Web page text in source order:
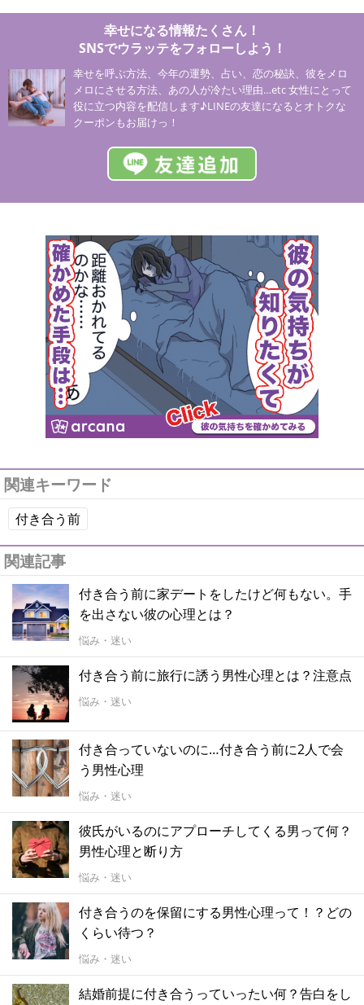
幸せになる情報たくさん！
SNSでウラッテをフォローしよう！
幸せを呼ぶ方法、今年の運勢、占い、恋の秘訣、彼をメロ
メロにさせる方法、あの人が冷たい理由…etc 女性にとって
役に立つ内容を配信します♪LINEの友達になるとオトクな
クーポンもお届けっ！
関連キーワード
付き合う前
関連記事
付き合う前に家デートをしたけど何もない。手
を出さない彼の心理とは？
悩み・迷い
付き合う前に旅行に誘う男性心理とは？注意点
悩み・迷い
付き合っていないのに…付き合う前に2人で会
う男性心理
悩み・迷い
彼氏がいるのにアプローチしてくる男って何？
男性心理と断り方
悩み・迷い
付き合うのを保留にする男性心理って！？どの
くらい待つ？
悩み・迷い
結婚前提に付き合うっていったい何？告白をし